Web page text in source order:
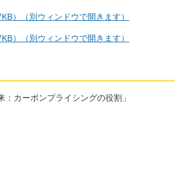
）（別ウィンドウで開きます）
）（別ウィンドウで開きます）
カーボンプライシングの役割」